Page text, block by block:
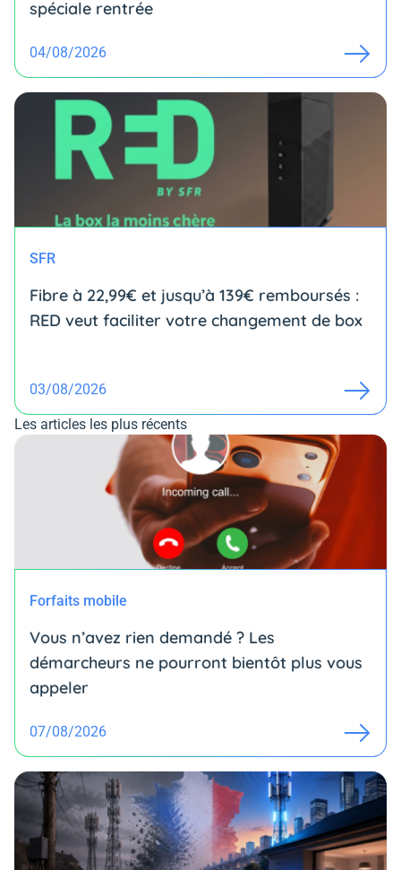
spéciale rentrée
04/08/2026
SFR
Fibre à 22,99€ et jusqu’à 139€ remboursés :
RED veut faciliter votre changement de box
03/08/2026
Les articles les plus récents
Forfaits mobile
Vous n’avez rien demandé ? Les
démarcheurs ne pourront bientôt plus vous
appeler
07/08/2026